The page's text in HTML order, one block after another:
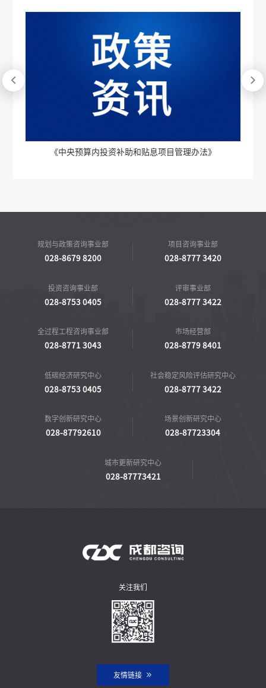
《中央预算内投资补助和贴息项目管理办法》
 
规划与政策咨询事业部
028-8679 8200
项目咨询事业部
028-8777 3420
投资咨询事业部
028-8753 0405
评审事业部
028-8777 3422
全过程工程咨询事业部
028-8771 3043
市场经营部
028-8779 8401
低碳经济研究中心
028-8753 0405
社会稳定风险评估研究中心
028-8777 3422
数字创新研究中心
028-87792610
场景创新研究中心
028-87723304
城市更新研究中心
028-87773421
关注我们
友情链接